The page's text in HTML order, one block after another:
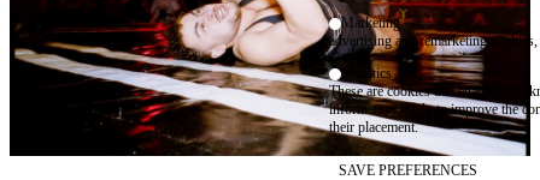
Marketing
advertising and remarketing cookies,
Statistics
These are cookies that enable us to
information solely to improve the
their placement.
SAVE PREFERENCES